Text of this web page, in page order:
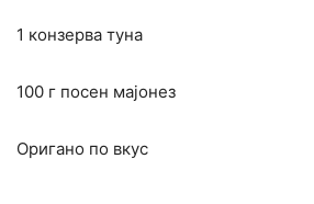
1 конзерва туна
100 г посен мајонез
Оригано по вкус